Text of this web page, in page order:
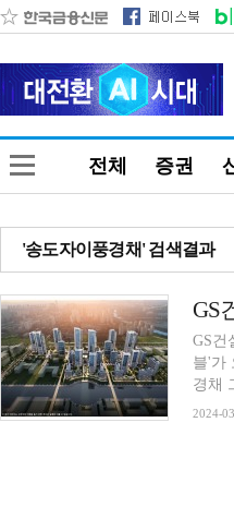
전체 증권
'송도자이풍경채' 검색결과
GS
GS건
블'가
경채
2024-